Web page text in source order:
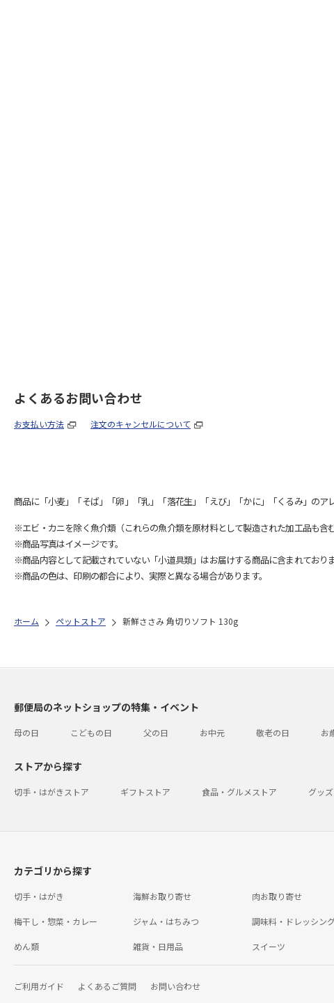
よくあるお問い合わせ
お支払い方法 注文のキャンセルについて
商品に「小麦」「そば」「卵」「乳」「落花生」「えび」「かに」「くるみ」のア
※エビ・カニを除く魚介類（これらの魚介類を原材料として製造された加工品も含
※商品写真はイメージです。
※商品内容として記載されていない「小道具類」はお届けする商品に含まれておりま
※商品の色は、印刷の都合により、実際と異なる場合があります。
ホーム ペットストア 新鮮ささみ 角切りソフト 130g
郵便局のネットショップの特集・イベント
母の日 こどもの日 父の日 お中元 敬老の日 お
ストアから探す
切手・はがきストア ギフトストア 食品・グルメストア グッ
カテゴリから探す
切手・はがき 海鮮お取り寄せ 肉お取り寄せ
梅干し・惣菜・カレー ジャム・はちみつ 調味料・ドレッシン
めん類 雑貨・日用品 スイーツ
ご利用ガイド よくあるご質問 お問い合わせ